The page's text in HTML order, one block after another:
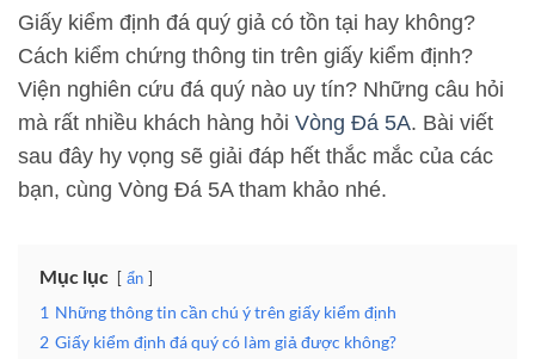
Giấy kiểm định đá quý giả có tồn tại hay không?
Cách kiểm chứng thông tin trên giấy kiểm định?
Viện nghiên cứu đá quý nào uy tín? Những câu hỏi
mà rất nhiều khách hàng hỏi Vòng Đá 5A. Bài viết
sau đây hy vọng sẽ giải đáp hết thắc mắc của các
bạn, cùng Vòng Đá 5A tham khảo nhé.
Mục lục ẩn
1 Những thông tin cần chú ý trên giấy kiểm định
2 Giấy kiểm định đá quý có làm giả được không?